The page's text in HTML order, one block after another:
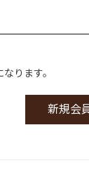
ります。